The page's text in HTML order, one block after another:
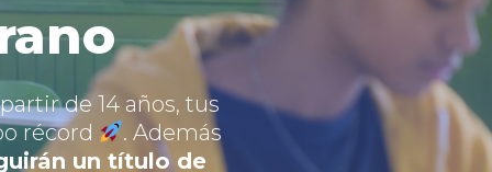
de 14 años, tus
récord
. Además
un título de